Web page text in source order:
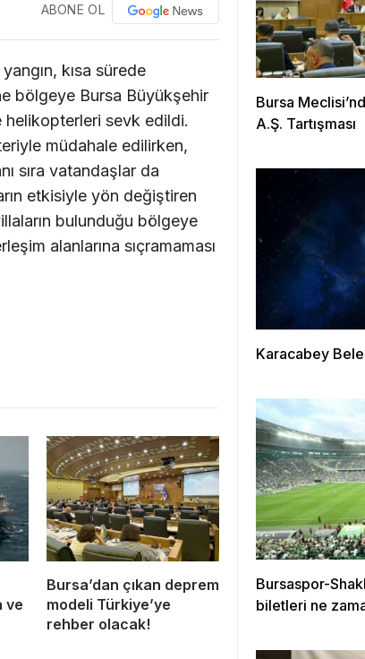
ABONE OL
kısa sürede
bölgeye Bursa Büyükşehir
helikopterleri sevk edildi.
müdahale edilirken,
sıra vatandaşlar da
etkisiyle yön değiştiren
bulunduğu bölgeye
alanlarına sıçramaması
ve
Bursa’dan çıkan deprem
modeli Türkiye’ye
rehber olacak!
Bursa
A.Ş. Tartışması
Karacabey
Bursaspor-
biletleri ne